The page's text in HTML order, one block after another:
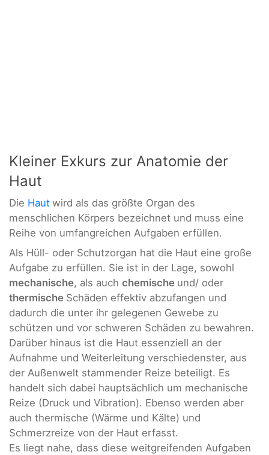
Kleiner Exkurs zur Anatomie der
Haut
Die Haut wird als das größte Organ des
menschlichen Körpers bezeichnet und muss eine
Reihe von umfangreichen Aufgaben erfüllen.
Als Hüll- oder Schutzorgan hat die Haut eine große
Aufgabe zu erfüllen. Sie ist in der Lage, sowohl
mechanische, als auch chemische und/ oder
thermische Schäden effektiv abzufangen und
dadurch die unter ihr gelegenen Gewebe zu
schützen und vor schweren Schäden zu bewahren.
Darüber hinaus ist die Haut essenziell an der
Aufnahme und Weiterleitung verschiedenster, aus
der Außenwelt stammender Reize beteiligt. Es
handelt sich dabei hauptsächlich um mechanische
Reize (Druck und Vibration). Ebenso werden aber
auch thermische (Wärme und Kälte) und
Schmerzreize von der Haut erfasst.
Es liegt nahe, dass diese weitgreifenden Aufgaben